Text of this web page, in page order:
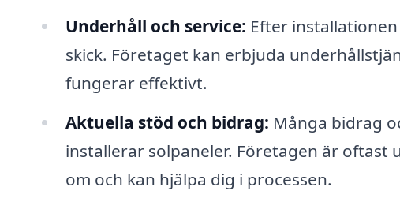
Underhåll och service: Efter
skick. Företaget kan erbjuda
fungerar effektivt.
Aktuella stöd och bidrag: Många bidrag
installerar solpaneler. Företagen är oftast
om och kan hjälpa dig i processen.